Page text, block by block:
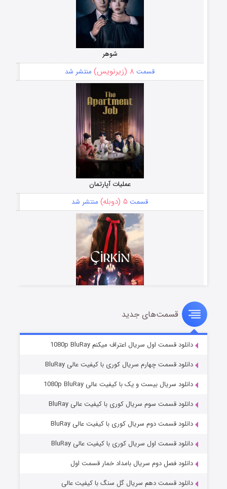
شوهر
قسمت ۸ (زیرنویس) منتشر شد
عملیات آپارتمان
قسمت ۵ (دوبله) منتشر شد
سریال زشت
قسمت۲ (زیرنویس) منتشر شد
مردگان متحرک: شهر مرده ۳
قسمت۲ (زیرنویس) منتشر شد
قسمت‌های جدید
دانلود قسمت اول سریال اعتراف میکنم 1080p BluRay
دانلود قسمت چهارم سریال کوری با کیفیت عالی BluRay
دانلود سریال بیست و یک با کیفیت عالی 1080p BluRay
دانلود قسمت سوم سریال کوری با کیفیت عالی BluRay
دانلود قسمت دوم سریال کوری با کیفیت عالی BluRay
دانلود قسمت اول سریال کوری با کیفیت عالی BluRay
دانلود فصل دوم سریال بامداد خمار قسمت اول
دانلود قسمت دهم سریال گل سنگ با کیفیت عالی